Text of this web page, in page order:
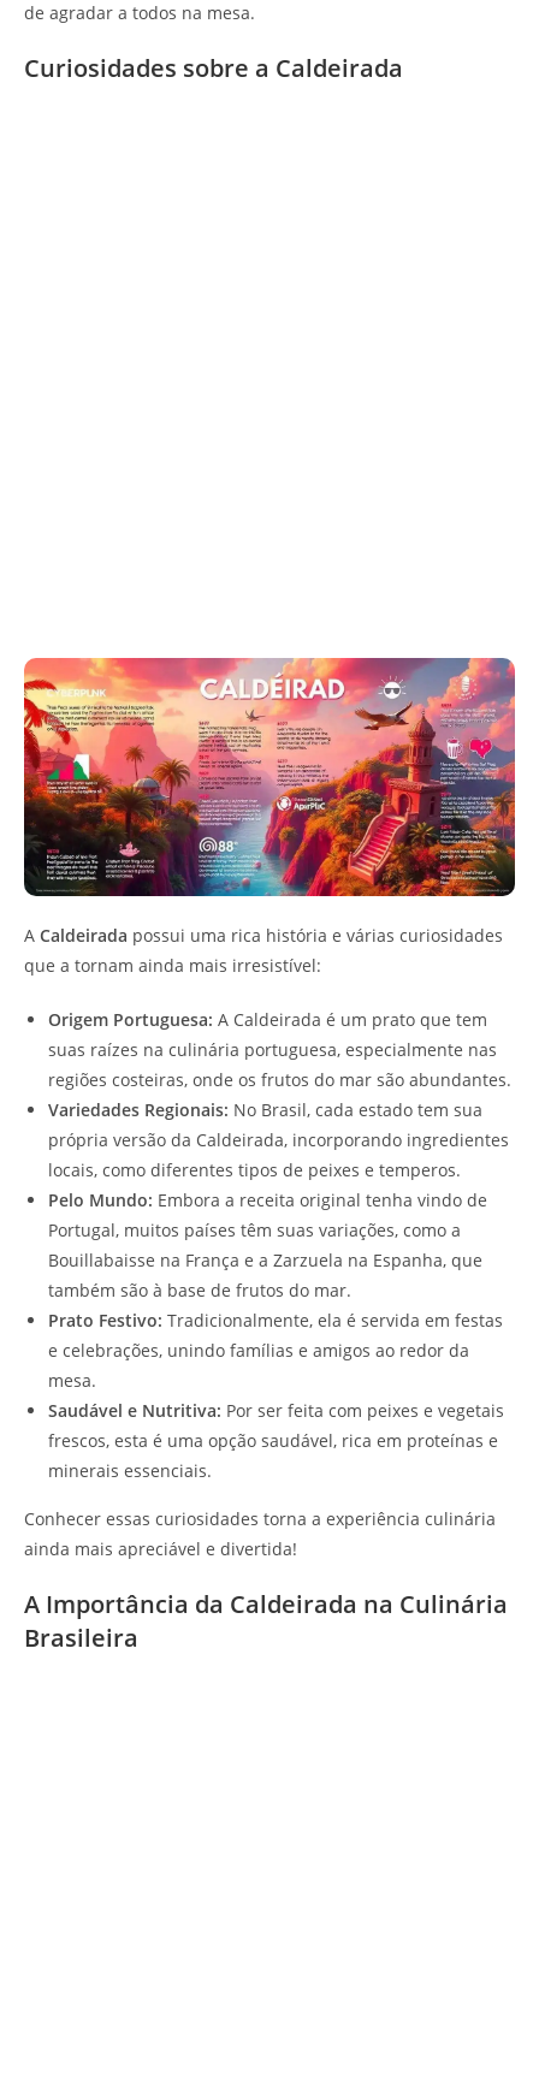
de agradar a todos na mesa.
Curiosidades sobre a Caldeirada
A Caldeirada possui uma rica história e várias curiosidades
que a tornam ainda mais irresistível:
Origem Portuguesa: A Caldeirada é um prato que tem
suas raízes na culinária portuguesa, especialmente nas
regiões costeiras, onde os frutos do mar são abundantes.
Variedades Regionais: No Brasil, cada estado tem sua
própria versão da Caldeirada, incorporando ingredientes
locais, como diferentes tipos de peixes e temperos.
Pelo Mundo: Embora a receita original tenha vindo de
Portugal, muitos países têm suas variações, como a
Bouillabaisse na França e a Zarzuela na Espanha, que
também são à base de frutos do mar.
Prato Festivo: Tradicionalmente, ela é servida em festas
e celebrações, unindo famílias e amigos ao redor da
mesa.
Saudável e Nutritiva: Por ser feita com peixes e vegetais
frescos, esta é uma opção saudável, rica em proteínas e
minerais essenciais.
Conhecer essas curiosidades torna a experiência culinária
ainda mais apreciável e divertida!
A Importância da Caldeirada na Culinária
Brasileira